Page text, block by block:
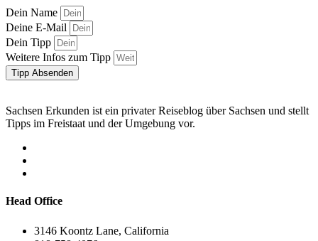
Dein Name
Deine E-Mail
Dein Tipp
Weitere Infos zum Tipp
Tipp Absenden
Sachsen Erkunden ist ein privater Reiseblog über Sachsen und stellt
Tipps im Freistaat und der Umgebung vor.
Head Office
3146 Koontz Lane, California